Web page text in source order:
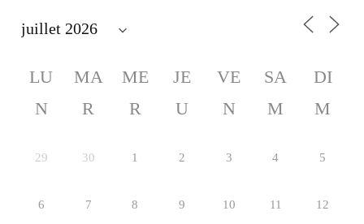
LU
N
MA
R
ME
R
JE
U
VE
N
SA
M
DI
M
29 30 1 2 3 4 5
6 7 8 9 10 11 12